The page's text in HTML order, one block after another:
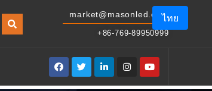
market@masonled.com
+86-769-89950999
ไทย